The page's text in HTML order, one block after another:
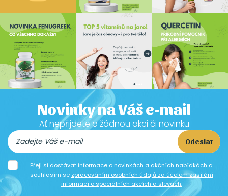
Novinky na Váš e-mail
Ať nepřijdete o žádnou akci či novinku
Odeslat
Přeji si dostávat informace o novinkách a akčních nabídkách a
souhlasím se zpracováním osobních údajů za účelem zasílání
informací o speciálních akcích a slevách.